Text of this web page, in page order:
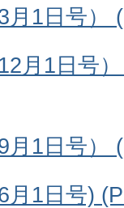
月1日号）
月1日号
月1日号）
月1日号)